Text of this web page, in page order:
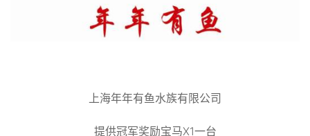
上海年年有鱼水族有限公司
提供冠军奖励宝马X1一台